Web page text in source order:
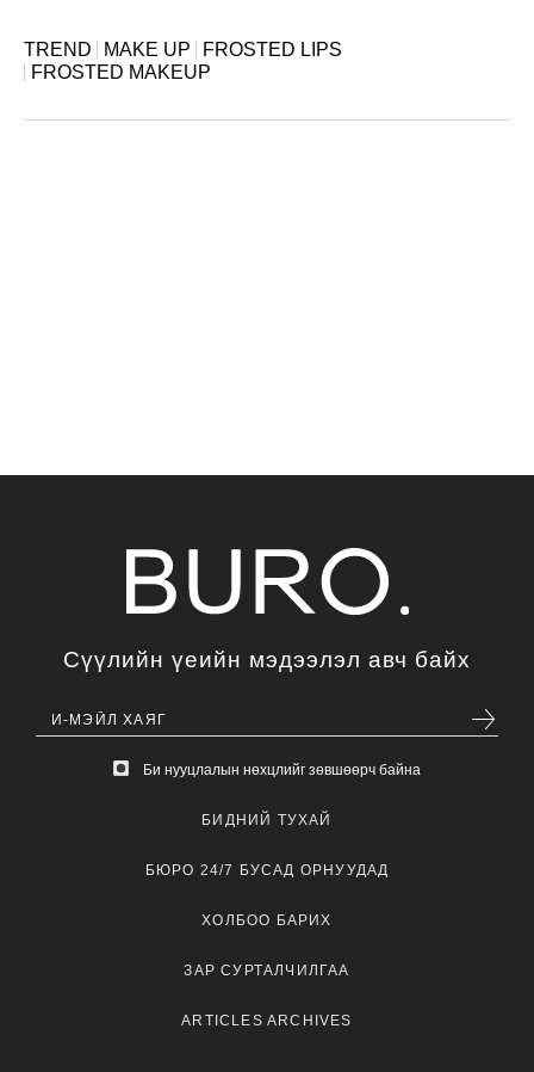
TREND MAKE UP
FROSTED LIPS
FROSTED MAKEUP
Сүүлийн үеийн мэдээлэл авч байх
Би нууцлалын нөхцлийг зөвшөөрч байна
БИДНИЙ ТУХАЙ
БЮРО 24/7 БУСАД ОРНУУДАД
ХОЛБОО БАРИХ
ЗАР СУРТАЛЧИЛГАА
ARTICLES ARCHIVES